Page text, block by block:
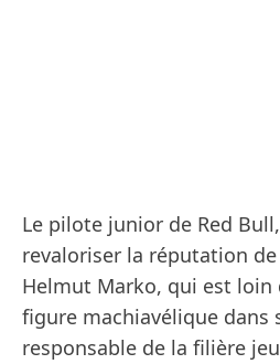
Le pilote junior de Red
revaloriser la réputation
Helmut Marko, qui est loin
figure machiavélique dans
responsable de la filière